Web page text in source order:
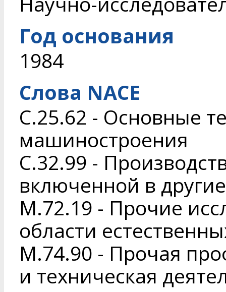
Год основания
1984
Слова NACE
C.25.62 - Основные
машиностроения
C.32.99 -
включенной в
M.72.19 - Прочие
области
M.74.90 - Прочая
и техническая